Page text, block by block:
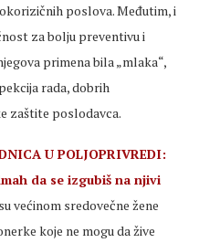
poslova. Međutim, i
za bolju preventivu i
primena bila „mlaka“,
rada, dobrih
zaštite poslodavca.
U POLJOPRIVREDI:
da se izgubiš na njivi
većinom sredovečne žene
koje ne mogu da žive